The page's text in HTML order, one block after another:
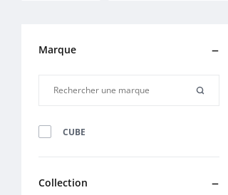
Marque
CUBE
Collection